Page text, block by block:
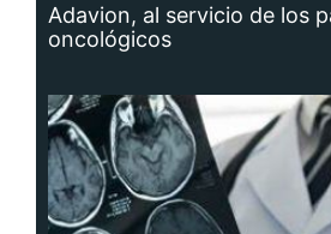
Adavion, al servicio de los
oncológicos